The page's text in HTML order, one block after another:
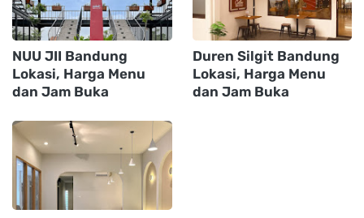
NUU JII Bandung
Lokasi, Harga Menu
dan Jam Buka
Duren Silgit Bandung
Lokasi, Harga Menu
dan Jam Buka